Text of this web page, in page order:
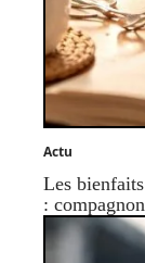
Actu
Les
: